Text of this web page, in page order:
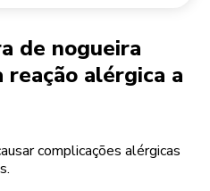
de nogueira
reação alérgica a
complicações alérgicas